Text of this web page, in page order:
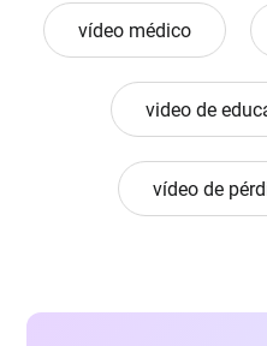
vídeo médico
video de
vídeo de